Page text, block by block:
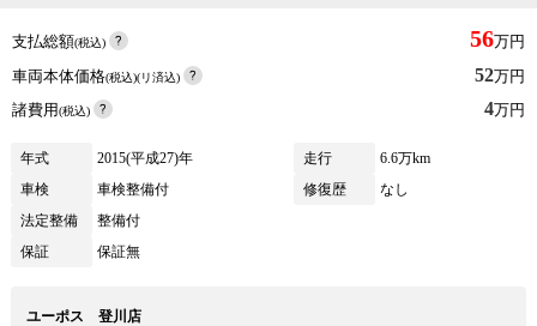
支払総額(税込) 56万円
車両本体価格(税込)(リ済込) 52万円
諸費用(税込) 4万円
年式 2015(平成27)年 走行
6.6万km
車検
車検整備付 修復歴
なし
法定整備
整備付
保証
保証無
ユーポス 登川店